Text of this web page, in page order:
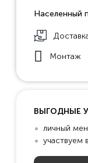
Населенный
Монтаж
ВЫГОДНЫЕ
личный
участвуем